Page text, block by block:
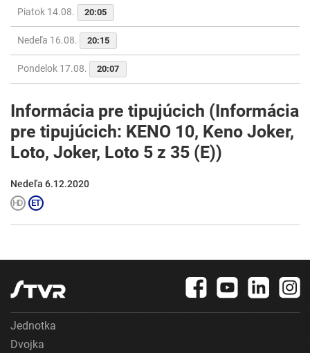
Piatok 14.08. 20:05
Nedeľa 16.08. 20:15
Pondelok 17.08. 20:07
Informácia pre tipujúcich (Informácia
pre tipujúcich: KENO 10, Keno Joker,
Loto, Joker, Loto 5 z 35 (E))
Nedeľa 6.12.2020
Jednotka
Dvojka